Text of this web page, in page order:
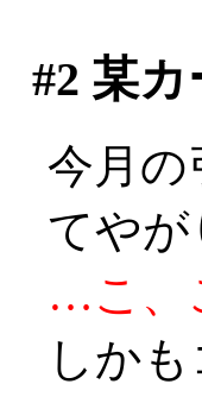
#2 某カ
今月の
てやが
…こ、
しか